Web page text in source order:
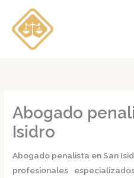
contenido
Abogado
Isidro
Abogado penalista en San
profesionales